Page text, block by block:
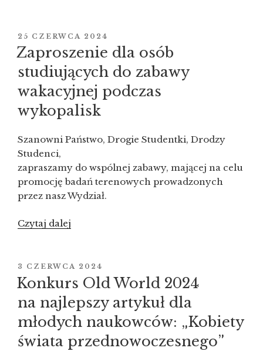
28
listopada
roku”
OPUBLIKOWANE
W
25 CZERWCA 2024
Zaproszenie dla osób
studiujących do zabawy
wakacyjnej podczas
wykopalisk
Szanowni Państwo, Drogie Studentki, Drodzy
Studenci,
zapraszamy do wspólnej zabawy, mającej na celu
promocję badań terenowych prowadzonych
przez nasz Wydział.
Czytaj dalej
studiujących
do zabawy
podczas
wykopalisk”
OPUBLIKOWANE
W
3 CZERWCA 2024
Konkurs Old World 2024
na najlepszy artykuł dla
młodych naukowców: „Kobiety
świata przednowoczesnego”